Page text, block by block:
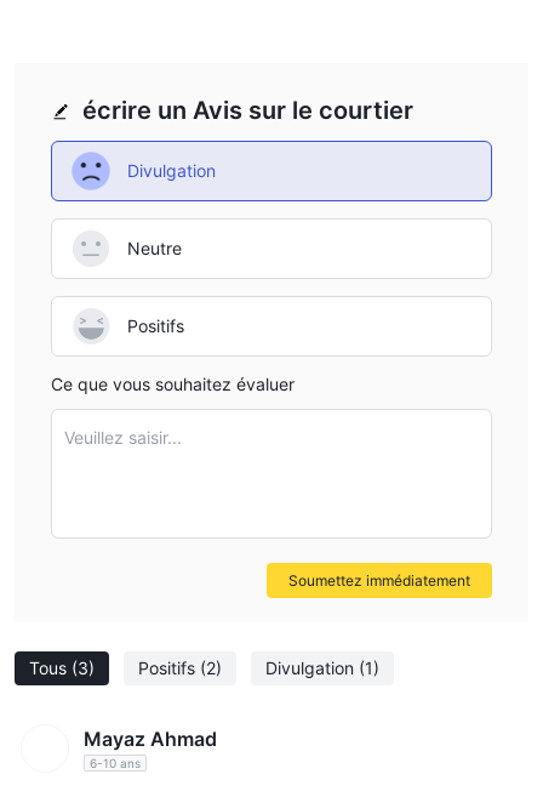
Tous (3) Positifs (2) Divulgation (1)
Mayaz Ahmad
6-10 ans
écrire un Avis sur le courtier
Divulgation
Neutre
Positifs
Ce que vous souhaitez évaluer
Veuillez saisir...
Soumettez immédiatement